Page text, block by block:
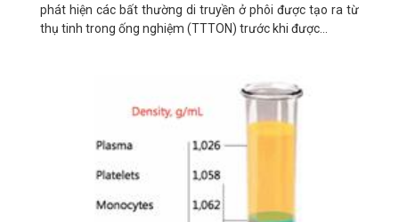
phát hiện các bất thường di truyền ở phôi được tạo ra từ
thụ tinh trong ống nghiệm (TTTON) trước khi được...